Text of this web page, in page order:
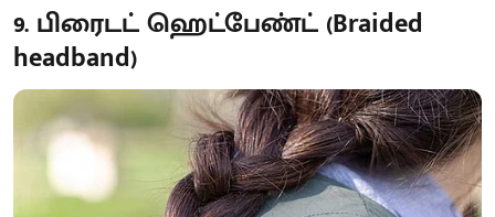
9. பிரைடட் ஹெட்பேண்ட் (Braided
headband)